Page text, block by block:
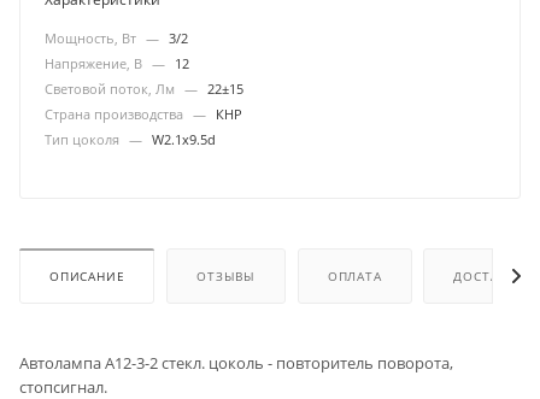
Мощность, Вт — 3/2
Напряжение, В — 12
Световой поток, Лм — 22±15
Страна производства — КНР
Тип цоколя — W2.1x9.5d
ОПИСАНИЕ ОТЗЫВЫ ОПЛАТА ДОСТАВКА
Автолампа А12-3-2 стекл. цоколь - повторитель поворота,
стопсигнал.